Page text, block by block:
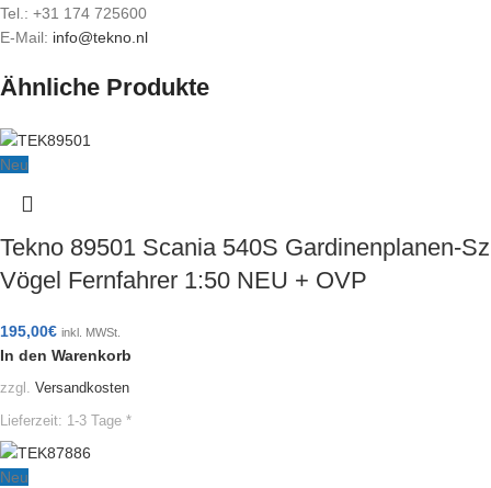
Tel.: +31 174 725600
E-Mail: info@tekno.nl
Ähnliche Produkte
Neu
Tekno 89501 Scania 540S Gardinenplanen-Sz
Vögel Fernfahrer 1:50 NEU + OVP
195,00€ inkl. MWSt.
In den Warenkorb
zzgl. Versandkosten
Lieferzeit: 1-3 Tage *
Neu